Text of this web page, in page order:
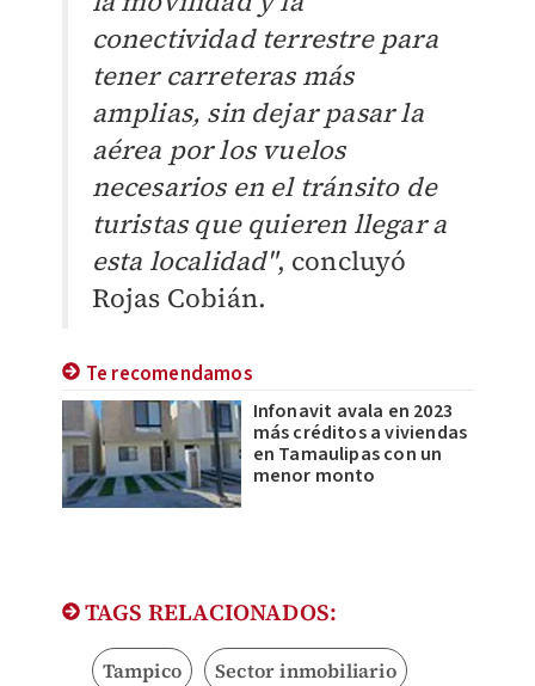
conectividad terrestre para
tener carreteras más
amplias, sin dejar pasar la
aérea por los vuelos
necesarios en el tránsito de
turistas que quieren llegar a
esta localidad", concluyó
Rojas Cobián.
Te recomendamos
Infonavit avala en 2023
más créditos a viviendas
en Tamaulipas con un
menor monto
TAGS RELACIONADOS:
Tampico Sector inmobiliario